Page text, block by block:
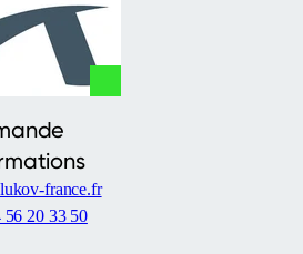
france.fr
56 20 33 50